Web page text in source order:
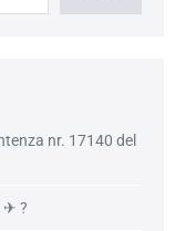
nr. 17140 del
✈ ?